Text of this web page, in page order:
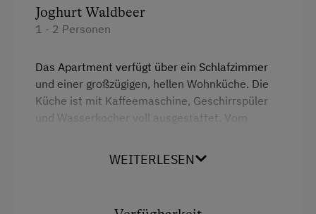
Skifahren
Zusätzliche Ausstattungsmerkmale
Aktivurlaub
Joghurt Waldbeer
1 - 2 Personen
Das Apartment verfügt über ein Schlafzimmer
und einer großzügigen, hellen Wohnküche. Die
Küche ist mit Kaffeemaschine, Geschirrspüler
und Wasserkocher voll ausgestattet. Vom
WEITERLESEN